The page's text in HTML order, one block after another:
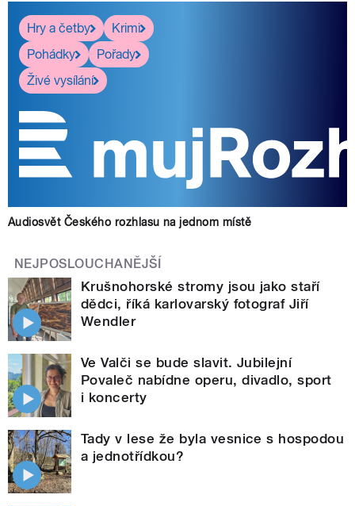
Hry a četby
Krimi
Pohádky
Pořady
Živé vysílání
Audiosvět Českého rozhlasu na jednom místě
NEJPOSLOUCHANĚJŠÍ
Krušnohorské stromy jsou jako staří
dědci, říká karlovarský fotograf Jiří
Wendler
Ve Valči se bude slavit. Jubilejní
Povaleč nabídne operu, divadlo, sport
i koncerty
Tady v lese že byla vesnice s hospodou
a jednotřídkou?